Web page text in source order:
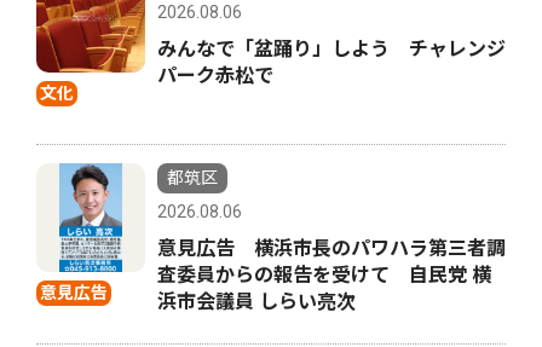
文化
2026.08.06
みんなで「盆踊り」しよう チャレンジ
パーク赤松で
意見広告
都筑区
2026.08.06
意見広告 横浜市長のパワハラ第三者調
査委員からの報告を受けて 自民党 横
浜市会議員 しらい亮次